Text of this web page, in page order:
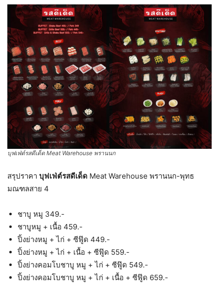
บุฟเฟ่ต์รสดีเด็ด Meat Warehouse พรานนก
สรุปราคา บุฟเฟ่ต์รสดีเด็ด Meat Warehouse พรานนก-พุทธ
มณฑลสาย 4
ชาบู หมู 349.-
ชาบูหมู + เนื้อ 459.-
ปิ้งย่างหมู + ไก่ + ซีฟู๊ด 449.-
ปิ้งย่างหมู + ไก่ + เนื้อ + ซีฟู๊ด 559.-
ปิ้งย่างคอมโบชาบู หมู + ไก่ + ซีฟู๊ด 549.-
ปิ้งย่างคอมโบชาบู หมู + ไก่ + เนื้อ + ซีฟู๊ด 659.-